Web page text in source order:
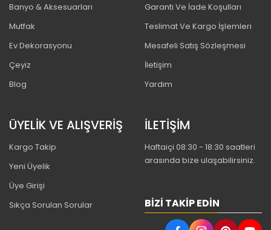
Banyo & Aksesuarları
Mutfak
Ev Dekorasyonu
Çeyiz
Blog
Garanti Ve İade Koşulları
Teslimat Ve Kargo İşlemleri
Mesafeli Satış Sözleşmesi
İletişim
Yardım
ÜYELİK VE ALIŞVERİŞ
Kargo Takip
Yeni Üyelik
Üye Girişi
Sıkça Sorulan Sorular
İLETİŞİM
Haftaiçi 08:30 - 18:30 saatleri
arasında bize ulaşabilirsiniz.
BIZI TAKIP EDIN